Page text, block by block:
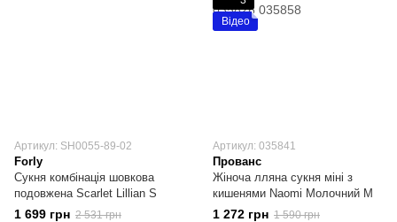
Артикул: SH0055-89-02
Forly
Сукня комбінація шовкова
подовжена Scarlet Lillian S
1 699 грн 2 531 грн
Відео
Артикул: 035841
Прованс
Жіноча лляна сукня міні з
кишенями Naomi Молочний M
1 272 грн 1 590 грн